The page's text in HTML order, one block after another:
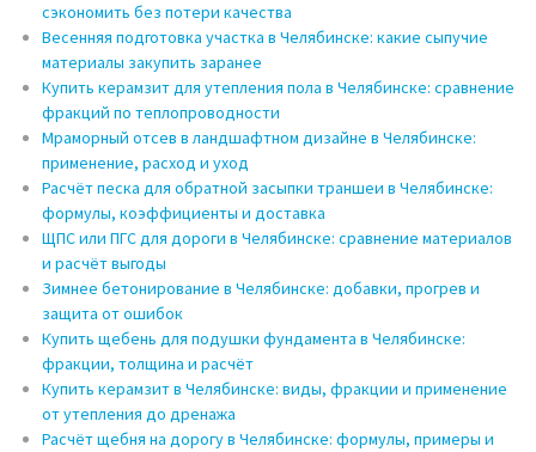
сэкономить без потери качества
Весенняя подготовка участка в Челябинске: какие сыпучие
материалы закупить заранее
Купить керамзит для утепления пола в Челябинске: сравнение
фракций по теплопроводности
Мраморный отсев в ландшафтном дизайне в Челябинске:
применение, расход и уход
Расчёт песка для обратной засыпки траншеи в Челябинске:
формулы, коэффициенты и доставка
ЩПС или ПГС для дороги в Челябинске: сравнение материалов
и расчёт выгоды
Зимнее бетонирование в Челябинске: добавки, прогрев и
защита от ошибок
Купить щебень для подушки фундамента в Челябинске:
фракции, толщина и расчёт
Купить керамзит в Челябинске: виды, фракции и применение
от утепления до дренажа
Расчёт щебня на дорогу в Челябинске: формулы, примеры и